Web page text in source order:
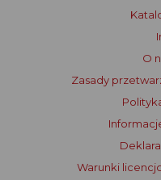
O
Zasady
Warunki